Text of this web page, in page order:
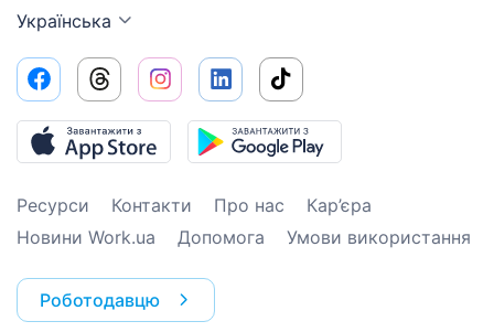
Українська
Ресурси Контакти Про нас
Кар’єра
Новини Work.ua
Допомога Умови використання
Роботодавцю